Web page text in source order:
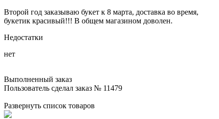
Второй год заказываю букет к 8 марта, доставка во время,
букетик красивый!!! В общем магазином доволен.
Недостатки
нет
Выполненный заказ
Пользователь сделал заказ № 11479
Развернуть список товаров